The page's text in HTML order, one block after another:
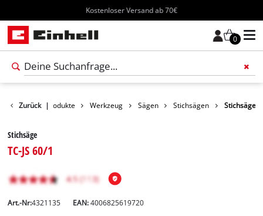
Kostenloser Versand ab 70€
0
Zurück |Produkte Werkzeug Sägen Stichsägen Stichsäge
Stichsäge
TC-JS 60/1
Art.-Nr:4321135 EAN:4006825619720